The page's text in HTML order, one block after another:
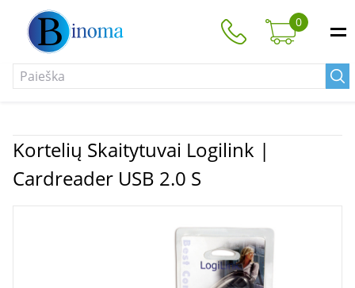
0
Kortelių Skaitytuvai Logilink |
Cardreader USB 2.0 S